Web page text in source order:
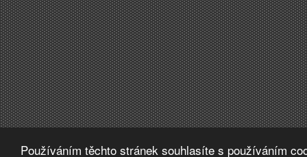
Používáním těchto stránek souhlasíte s používáním